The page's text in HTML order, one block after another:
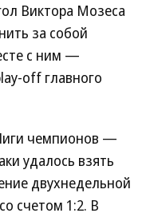
Виктора Мозеса
за собой
с ним —
off главного
чемпионов —
удалось взять
двухнедельной
счетом 1:2. В